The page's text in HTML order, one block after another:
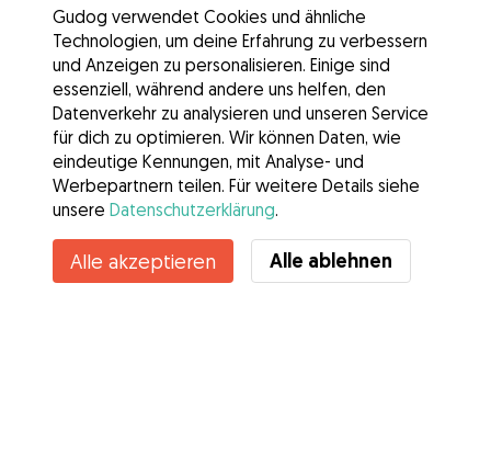
Gudog verwendet Cookies und ähnliche
Technologien, um deine Erfahrung zu verbessern
und Anzeigen zu personalisieren. Einige sind
essenziell, während andere uns helfen, den
Datenverkehr zu analysieren und unseren Service
für dich zu optimieren. Wir können Daten, wie
eindeutige Kennungen, mit Analyse- und
Werbepartnern teilen. Für weitere Details siehe
unsere Datenschutzerklärung.
Alle akzeptieren Alle ablehnen